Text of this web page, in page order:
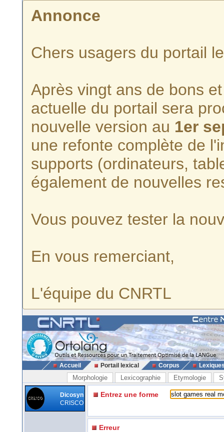
Annonce
Chers usagers du portail
Après vingt ans de bons
actuelle du portail sera
nouvelle version au 1er
une refonte complète de
supports (ordinateurs,
également de nouvelles
Vous pouvez tester la
En vous remerciant,
L'équipe du CNRTL
Accueil Portail lexical Corpus
Morphologie Lexicographie Etymologie
Dicosyn
CRISCO
Entrez une forme
Erreur